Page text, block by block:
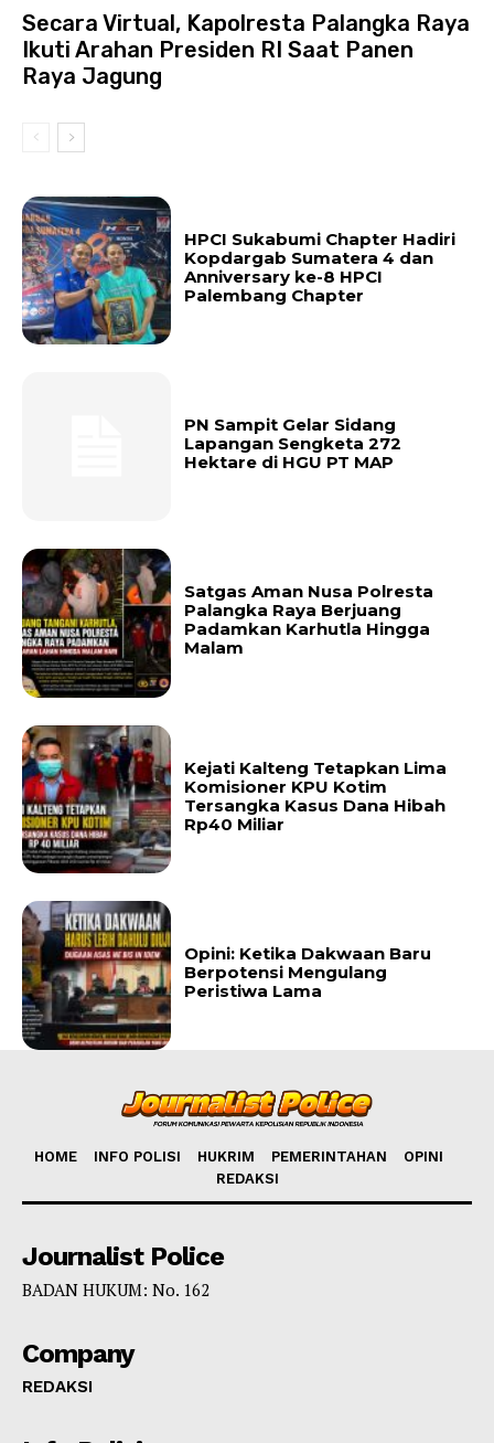
Secara Virtual, Kapolresta Palangka Raya
Ikuti Arahan Presiden RI Saat Panen
Raya Jagung
HPCI Sukabumi Chapter Hadiri
Kopdargab Sumatera 4 dan
Anniversary ke-8 HPCI
Palembang Chapter
PN Sampit Gelar Sidang
Lapangan Sengketa 272
Hektare di HGU PT MAP
Satgas Aman Nusa Polresta
Palangka Raya Berjuang
Padamkan Karhutla Hingga
Malam
Kejati Kalteng Tetapkan Lima
Komisioner KPU Kotim
Tersangka Kasus Dana Hibah
Rp40 Miliar
Opini: Ketika Dakwaan Baru
Berpotensi Mengulang
Peristiwa Lama
HOME INFO POLISI HUKRIM PEMERINTAHAN
OPINI
REDAKSI
Journalist Police
BADAN HUKUM: No. 162
Company
REDAKSI